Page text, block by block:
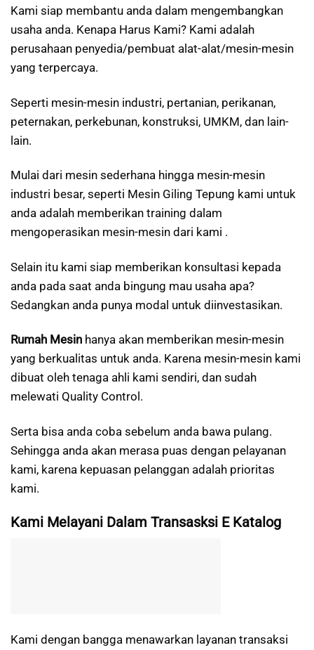
Kami siap membantu anda dalam mengembangkan
usaha anda. Kenapa Harus Kami? Kami adalah
perusahaan penyedia/pembuat alat-alat/mesin-mesin
yang terpercaya.
Seperti mesin-mesin industri, pertanian, perikanan,
peternakan, perkebunan, konstruksi, UMKM, dan lain-
lain.
Mulai dari mesin sederhana hingga mesin-mesin
industri besar, seperti Mesin Giling Tepung kami untuk
anda adalah memberikan training dalam
mengoperasikan mesin-mesin dari kami .
Selain itu kami siap memberikan konsultasi kepada
anda pada saat anda bingung mau usaha apa?
Sedangkan anda punya modal untuk diinvestasikan.
Rumah Mesin hanya akan memberikan mesin-mesin
yang berkualitas untuk anda. Karena mesin-mesin kami
dibuat oleh tenaga ahli kami sendiri, dan sudah
melewati Quality Control.
Serta bisa anda coba sebelum anda bawa pulang.
Sehingga anda akan merasa puas dengan pelayanan
kami, karena kepuasan pelanggan adalah prioritas
kami.
Kami Melayani Dalam Transasksi E Katalog
Kami dengan bangga menawarkan layanan transaksi